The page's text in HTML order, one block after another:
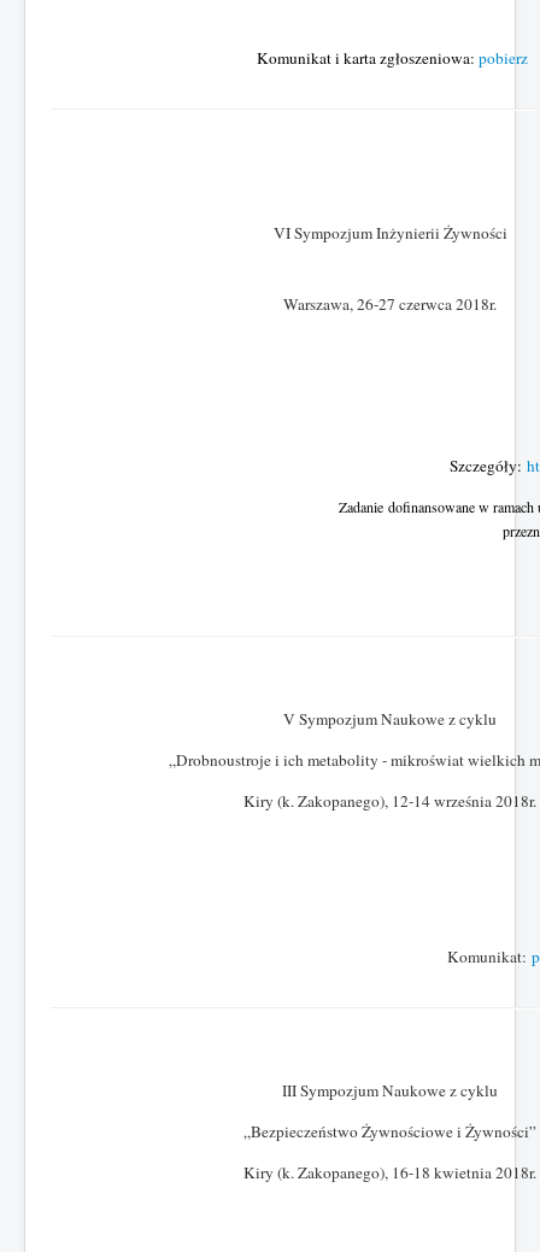
Komunikat i karta zgłoszeniowa: pobierz
VI Sympozjum Inżynierii Żywności
Warszawa, 26-27 czerwca 2018r.
Szczegóły:
Zadanie dofinansowane w
V Sympozjum Naukowe z cyklu
„Drobnoustroje i ich metabolity - mikroświat wielkich
Kiry (k. Zakopanego), 12-14 września 2018r.
Komunikat:
III Sympozjum Naukowe z cyklu
„Bezpieczeństwo Żywnościowe i Żywności”
Kiry (k. Zakopanego), 16-18 kwietnia 2018r.